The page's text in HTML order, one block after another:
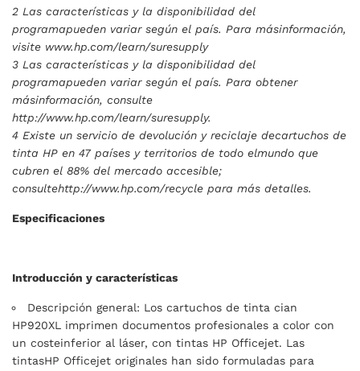
2 Las características y la disponibilidad del
programapueden variar según el país. Para másinformación,
visite www.hp.com/learn/suresupply
3 Las características y la disponibilidad del
programapueden variar según el país. Para obtener
másinformación, consulte
http://www.hp.com/learn/suresupply.
4 Existe un servicio de devolución y reciclaje decartuchos de
tinta HP en 47 países y territorios de todo elmundo que
cubren el 88% del mercado accesible;
consultehttp://www.hp.com/recycle para más detalles.
Especificaciones
Introducción y características
Descripción general: Los cartuchos de tinta cian
HP920XL imprimen documentos profesionales a color con
un costeinferior al láser, con tintas HP Officejet. Las
tintasHP Officejet originales han sido formuladas para